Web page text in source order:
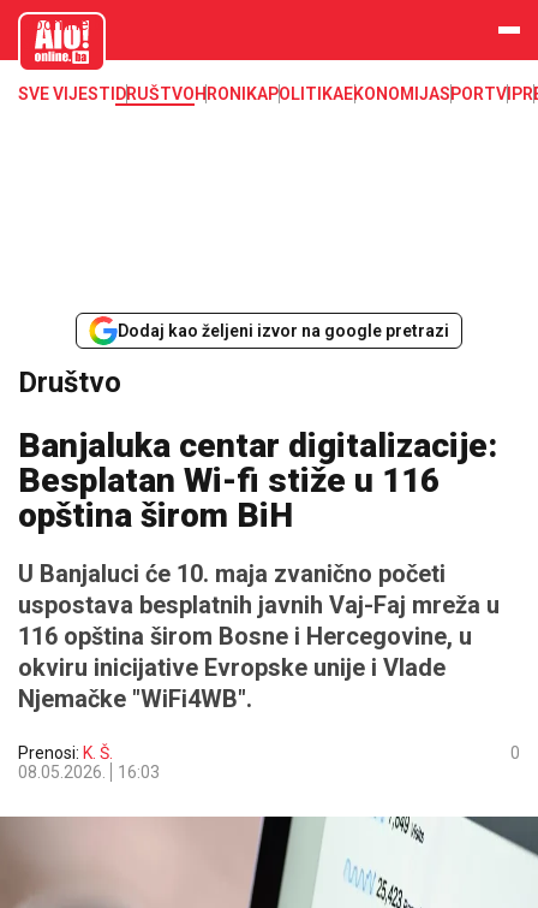
aloonline.b
SVE VIJESTI DRUŠTVOHRONIKAPOLITIKAEKONOMIJASPORTVIP
Dodaj kao željeni izvor na google pretrazi
Društvo
Banjaluka centar digitalizacije:
Besplatan Wi-fi stiže u 116
opština širom BiH
U Banjaluci će 10. maja zvanično početi
uspostava besplatnih javnih Vaj-Faj mreža u
116 opština širom Bosne i Hercegovine, u
okviru inicijative Evropske unije i Vlade
Njemačke "WiFi4WB".
Prenosi: K. Š.
08.05.2026.
16:03
0